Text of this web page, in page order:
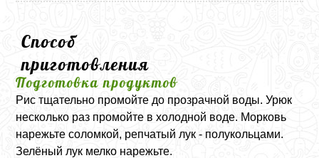
Способ
приготовления
Подготовка продуктов
Рис тщательно промойте до прозрачной воды. Урюк
несколько раз промойте в холодной воде. Морковь
нарежьте соломкой, репчатый лук - полукольцами.
Зелёный лук мелко нарежьте.